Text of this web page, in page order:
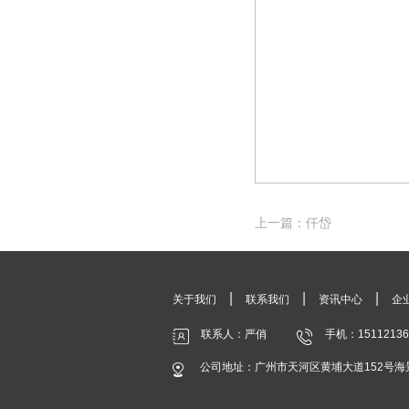
上一篇：仟岱
关于我们 联系我们 资讯中心 企
联系人：严俏 手机：
公司地址：广州市天河区黄埔大道152号